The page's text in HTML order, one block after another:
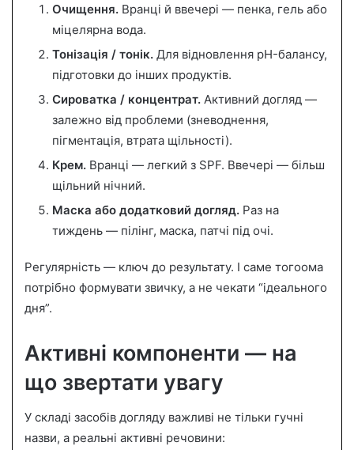
Очищення. Вранці й ввечері — пенка, гель або
міцелярна вода.
Тонізація / тонік. Для відновлення pH-балансу,
підготовки до інших продуктів.
Сироватка / концентрат. Активний догляд —
залежно від проблеми (зневоднення,
пігментація, втрата щільності).
Крем. Вранці — легкий з SPF. Ввечері — більш
щільний нічний.
Маска або додатковий догляд. Раз на
тиждень — пілінг, маска, патчі під очі.
Регулярність — ключ до результату. І саме тог­оома
потрібно формувати звичку, а не чекати “ідеального
дня”.
Активні компоненти — на
що звертати увагу
У складі засобів догляду важливі не тільки гучні
назви, а реальні активні речовини: